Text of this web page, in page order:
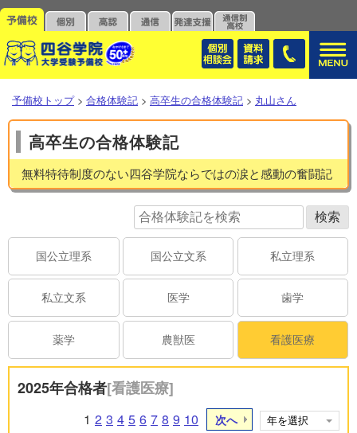
予備校トップ > 合格体験記 > 高卒生の合格体験記 > 丸山さん
高卒生の合格体験記
無料特待制度のない四谷学院ならではの涙と感動の奮闘記
国公立理系 国公立文系 私立理系
私立文系 医学 歯学
薬学 農獣医 看護医療
2025年合格者[看護医療]
1 2 3 4 5 6 7 8 9 10 次へ